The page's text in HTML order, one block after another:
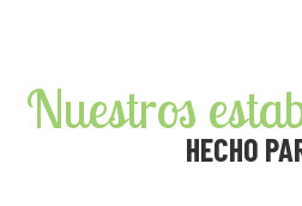
Nuestros
HECHO